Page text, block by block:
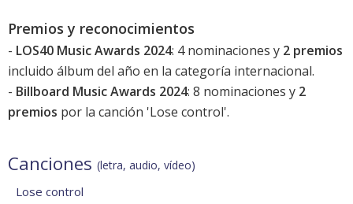
Premios y reconocimientos
- LOS40 Music Awards 2024: 4 nominaciones y 2 premios
incluido álbum del año en la categoría internacional.
- Billboard Music Awards 2024: 8 nominaciones y 2
premios por la canción 'Lose control'.
Canciones (letra, audio, vídeo)
Lose control